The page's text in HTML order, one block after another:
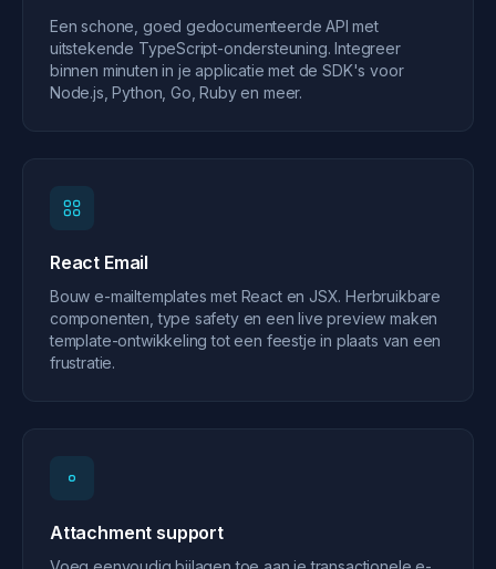
Een schone, goed gedocumenteerde API met
uitstekende TypeScript-ondersteuning. Integreer
binnen minuten in je applicatie met de SDK's voor
Node.js, Python, Go, Ruby en meer.
React Email
Bouw e-mailtemplates met React en JSX. Herbruikbare
componenten, type safety en een live preview maken
template-ontwikkeling tot een feestje in plaats van een
frustratie.
Attachment support